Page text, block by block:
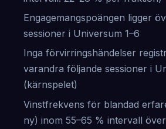
Engagemangspoängen ligger
sessioner i Universum 1–6
Inga förvirringshändelser
varandra följande sessioner i
(kärnspelet)
Vinstfrekvens för blandad
ny) inom 55–65 % intervall